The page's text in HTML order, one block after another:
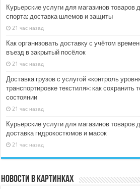
Курьерские услуги для магазинов
спорта: доставка шлемов и защиты
21 час назад
Как организовать доставку с учётом
въезд в закрытый посёлок
21 час назад
Доставка грузов с услугой «контроль
транспортировке текстиля»: как сохранить
состоянии
21 час назад
Курьерские услуги для магазинов товаров
доставка гидрокостюмов и масок
21 час назад
Новости в картинках